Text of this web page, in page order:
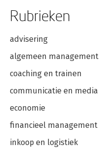
Rubrieken
advisering
algemeen management
coaching en trainen
communicatie en media
economie
financieel management
inkoop en logistiek